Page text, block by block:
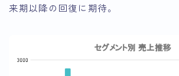
来期以降の回復に期待。